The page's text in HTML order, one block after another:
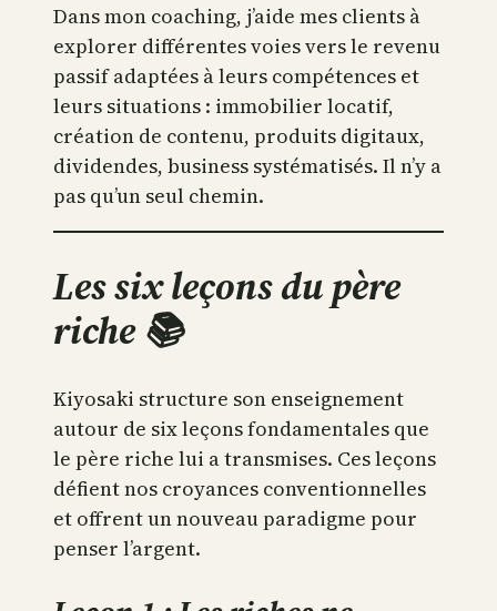
Dans mon coaching, j’aide mes clients à
explorer différentes voies vers le revenu
passif adaptées à leurs compétences et
leurs situations : immobilier locatif,
création de contenu, produits digitaux,
dividendes, business systématisés. Il n’y a
pas qu’un seul chemin.
Les six leçons du père
riche 📚
Kiyosaki structure son enseignement
autour de six leçons fondamentales que
le père riche lui a transmises. Ces leçons
défient nos croyances conventionnelles
et offrent un nouveau paradigme pour
penser l’argent.